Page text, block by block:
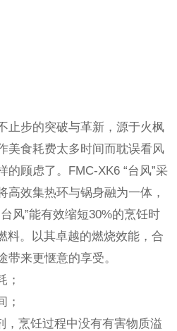
止步的突破与革新，源于火枫
美食耗费太多时间而耽误看风
顾虑了。FMC-XK6 “台风”采
高效集热环与锅身融为一体，
风”能有效缩短30%的烹饪时
料。以其卓越的燃烧效能，合
来更惬意的享受。
；
；
，烹饪过程中没有有害物质溢